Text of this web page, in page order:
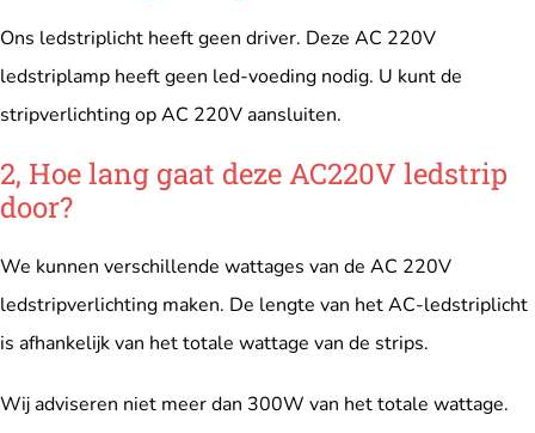
Ons ledstriplicht heeft geen driver. Deze AC 220V
ledstriplamp heeft geen led-voeding nodig. U kunt de
stripverlichting op AC 220V aansluiten.
2, Hoe lang gaat deze AC220V ledstrip
door?
We kunnen verschillende wattages van de AC 220V
ledstripverlichting maken. De lengte van het AC-ledstriplicht
is afhankelijk van het totale wattage van de strips.
Wij adviseren niet meer dan 300W van het totale wattage.